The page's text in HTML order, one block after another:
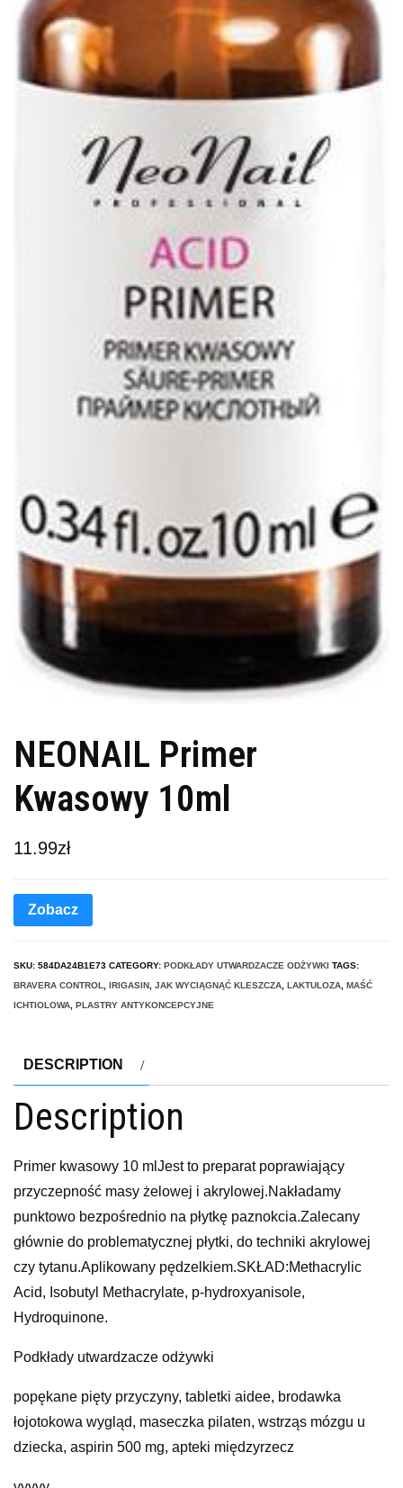
NEONAIL Primer
Kwasowy 10ml
11.99zł
Zobacz
SKU: 584DA24B1E73 CATEGORY: PODKŁADY UTWARDZACZE ODŻYWKI TAGS:
BRAVERA CONTROL
IRIGASIN JAK WYCIĄGNĄĆ KLESZCZA LAKTULOZA MAŚĆ
ICHTIOLOWA PLASTRY ANTYKONCEPCYJNE
DESCRIPTION
Description
Primer kwasowy 10 mlJest to preparat poprawiający
przyczepność masy żelowej i akrylowej.Nakładamy
punktowo bezpośrednio na płytkę paznokcia.Zalecany
głównie do problematycznej płytki, do techniki akrylowej
czy tytanu.Aplikowany pędzelkiem.SKŁAD:Methacrylic
Acid, Isobutyl Methacrylate, p-hydroxyanisole,
Hydroquinone.
Podkłady utwardzacze odżywki
popękane pięty przyczyny, tabletki aidee, brodawka
łojotokowa wygląd, maseczka pilaten, wstrząs mózgu u
dziecka, aspirin 500 mg, apteki międzyrzecz